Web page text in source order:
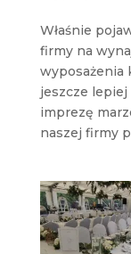
Właśnie
firmy na
wyposażenia
jeszcze
imprezę
naszej firmy